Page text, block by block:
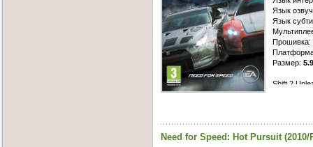
Язык
Язык
Прошивка:
Размер:
Shift 2
дорожного
Кроме
Need for Speed: Hot Pursuit (2010/